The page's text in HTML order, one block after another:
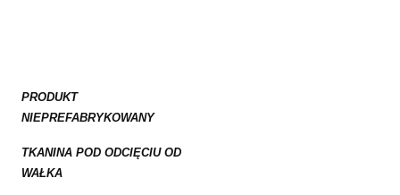
PRODUKT
NIEPREFABRYKOWANY
TKANINA POD ODCIĘCIU OD
WAŁKA